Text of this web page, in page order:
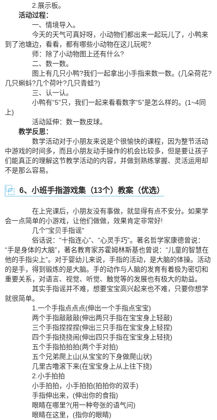
2.展示板。
活动过程：
一、情境导入。
今天的天气可真好呀，小动物们都出来一起玩儿了，小鸭来
到了池塘边，看看，都有哪些小动物在这儿玩呢?
师：除了小动物图上还有什么?
二、数一数。
图上有几只小鸭?我们一起拿出小手指来数一数。(几朵荷花?
几只蝌蚪?几个荷叶?几只青蛙?)
三、认一认。
小鸭有“5”只，我们一起来看看数字“5”是怎么样的。(1~4同
上)
活动延伸：数一数皮球。
教学反思：
数学活动对于小朋友来说是个很愉快的课程，因为整节活动
中游戏的时间多，而且小朋友动手操作的机会比较多，但是要让孩子
们能真正的理解这节教学活动的内容，并做到熟练掌握、灵活运用却
不是那么容易。
6、小班手指游戏集（13个）教案（优选）
在上完课后，小朋友没有事做，就显得有点不安分。如果学
会一点简单的小游戏，让他们做做，效果肯定非常好!
几个"宝贝手指谣"
俗话说：“十指连心”、“心灵手巧”。著名哲学家康德曾说：
“手是身体的大脑”，著名教育家苏霍姆林斯基也曾说：“儿童的智慧在
他的手指尖上”。对于婴幼儿来说，手指的活动，是大脑的体操。活动
的是手，得到锻炼的是大脑。手的动作与人脑的发育有着极为密切和
重要关系，对语言、视觉、听觉、触觉等的发展也有极大的助益。
其实手指谣并不难，想要宝宝高兴起来也不难，只要你想学
就很简单。
1.一个手指点点点(伸出一个手指点宝宝)
两个手指敲敲敲(伸出两只手指在宝宝身上轻敲)
三个手指捏捏捏(伸出三只手指在宝宝身上轻捏)
四个手指挠挠闹(伸出四只手指在宝宝身上轻挠)
五个手指拍拍拍(两个手对拍)
五个兄弟爬上山(从宝宝的下身做爬山状)
几里古噜滚下来(在宝宝身上从上往下挠)
2.小手拍拍
小手拍拍，小手拍拍(拍拍你的双手)
手指伸出来，(伸出你的食指)
眼睛在哪里?(用一种夸张的语气问)
眼睛在这里，(指你的眼睛)